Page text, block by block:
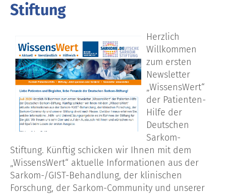
Stiftung
Herzlich
Willkommen
zum ersten
Newsletter
„WissensWert“
der Patienten-
Hilfe der
Deutschen
Sarkom-
Stiftung. Künftig schicken wir Ihnen mit dem
„WissensWert“ aktuelle Informationen aus der
Sarkom-/GIST-Behandlung, der klinischen
Forschung, der Sarkom-Community und unserer